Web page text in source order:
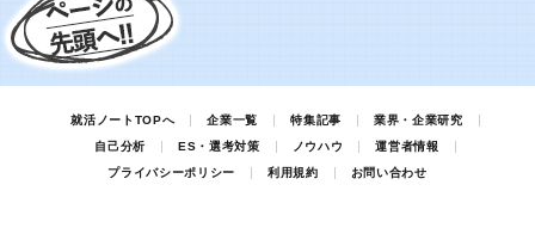
就活ノートTOPへ 企業一覧 特集記事
業界・企業研究
自己分析
ES・選考対策 ノウハウ
運営者情報
プライバシーポリシー
利用規約 お問い合わせ